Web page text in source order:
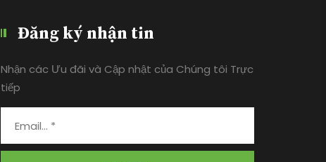
Đăng ký nhận tin
Nhận các Ưu đãi và Cập nhật của Chúng tôi Trực
tiếp